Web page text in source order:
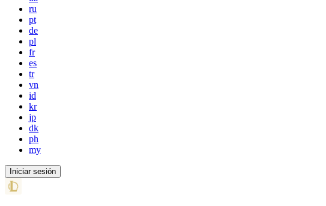
ru
pt
de
pl
fr
es
tr
vn
id
kr
jp
dk
ph
my
Iniciar sesión